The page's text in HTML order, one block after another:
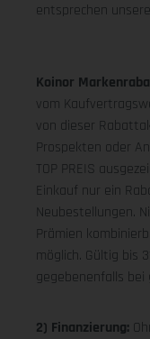
entsprechen
Koinor
vom
von dieser
Prospekten oder
TOP PREIS
Einkauf nur ein
Neubestellungen.
Prämien
möglich. Gültig bis
gegebenenfalls
2) Finanzierung: